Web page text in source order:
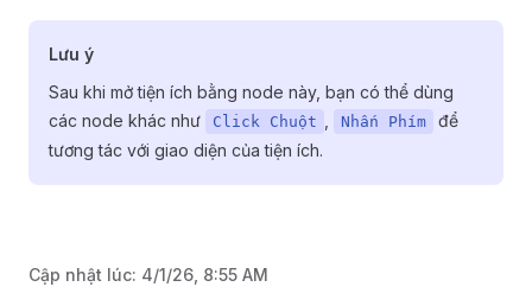
Lưu ý
Sau khi mở tiện ích bằng node này, bạn có thể dùng
các node khác như
Click Chuột Nhấn Phím
để
tương tác với giao diện của tiện ích.
Cập nhật lúc: 4/1/26, 8:55 AM